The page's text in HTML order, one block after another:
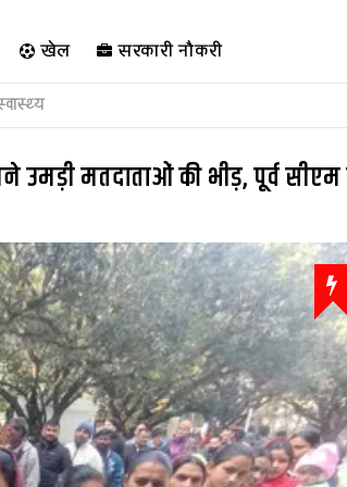
खेल सरकारी नौकरी
उमड़ी मतदाताओं की भीड़, पूर्व